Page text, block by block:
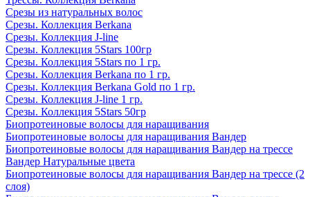
Срезы из натуральных волос
Срезы. Коллекция Berkana
Срезы. Коллекция J-line
Срезы. Коллекция 5Stars 100гр
Срезы. Коллекция 5Stars по 1 гр.
Срезы. Коллекция Berkana по 1 гр.
Срезы. Коллекция Berkana Gold по 1 гр.
Срезы. Коллекция J-line 1 гр.
Срезы. Коллекция 5Stars 50гр
Биопротеиновые волосы для наращивания
Биопротеиновые волосы для наращивания Вандер
Биопротеиновые волосы для наращивания Вандер на трессе
Вандер Натуральные цвета
Биопротеиновые волосы для наращивания Вандер на трессе (2
слоя)